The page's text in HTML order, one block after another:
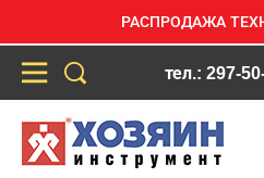
РАСПРОДАЖА
тел.: 297-